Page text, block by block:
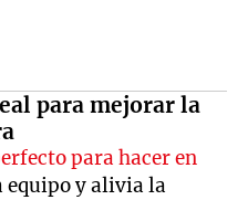
para mejorar la
para hacer en
equipo y alivia la